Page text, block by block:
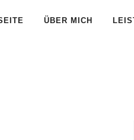
ÜBER MICH